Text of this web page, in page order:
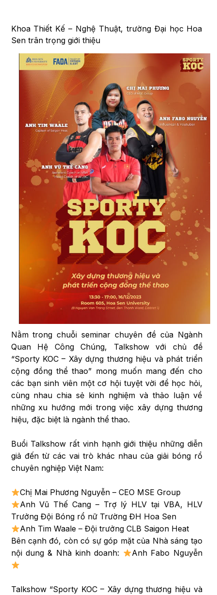
Khoa Thiết Kế – Nghệ Thuật, trường Đại học Hoa
Sen trân trọng giới thiệu
Nằm trong chuỗi seminar chuyên đề của Ngành
Quan Hệ Công Chúng, Talkshow với chủ đề
“Sporty KOC – Xây dựng thương hiệu và phát triển
cộng đồng thể thao” mong muốn mang đến cho
các bạn sinh viên một cơ hội tuyệt vời để học hỏi,
cùng nhau chia sẻ kinh nghiệm và thảo luận về
những xu hướng mới trong việc xây dựng thương
hiệu, đặc biệt là ngành thể thao.
Buổi Talkshow rất vinh hạnh giới thiệu những diễn
giả đến từ các vai trò khác nhau của giải bóng rổ
chuyên nghiệp Việt Nam:
Chị Mai Phương Nguyễn – CEO MSE Group
Anh Vũ Thế Cang – Trợ lý HLV tại VBA, HLV
Trưởng Đội Bóng rổ nữ Trường ĐH Hoa Sen
Anh Tim Waale – Đội trưởng CLB Saigon Heat
Bên cạnh đó, còn có sự góp mặt của Nhà sáng tạo
nội dung & Nhà kinh doanh:
Anh Fabo Nguyễn
Talkshow “Sporty KOC – Xây dựng thương hiệu và